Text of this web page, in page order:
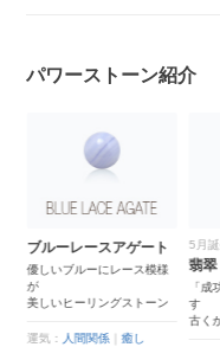
パワーストーン紹介
ート
模様
ーン
5月誕生石
翡翠
「成功」「繁栄」をもたら
す
古くから伝わる高貴な宝石